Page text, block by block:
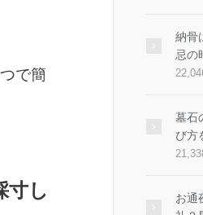
で簡
寸し
納骨
忌の
墓石
び方
お通